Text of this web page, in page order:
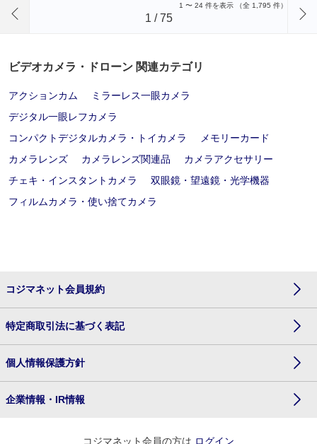
1 〜 24 件を表示 （全 1,795 件）
1 /75
ビデオカメラ・ドローン 関連カテゴリ
アクションカム
ミラーレス一眼カメラ
デジタル一眼レフカメラ
コンパクトデジタルカメラ・トイカメラ
メモリーカード
カメラレンズ
カメラレンズ関連品
カメラアクセサリー
チェキ・インスタントカメラ
双眼鏡・望遠鏡・光学機器
フィルムカメラ・使い捨てカメラ
コジマネット会員規約
特定商取引法に基づく表記
個人情報保護方針
企業情報・IR情報
コジマネット会員の方は ログイン